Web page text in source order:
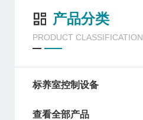
产品分类
PRODUCT CLASSIFICATION
标养室控制设备
查看全部产品